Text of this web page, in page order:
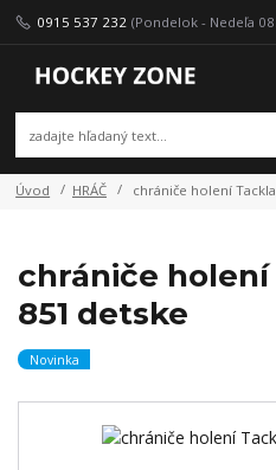
0915 537 232 (Pondelok - Nedeľa
Úvod HRÁČ chrániče holení
chrániče holení
851 detske
Novinka